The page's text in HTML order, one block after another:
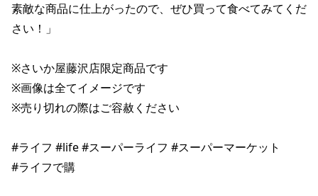
素敵な商品に仕上がったので、ぜひ買って食べてみてくだ
さい！」
※さいか屋藤沢店限定商品です
※画像は全てイメージです
※売り切れの際はご容赦ください
#ライフ #life #スーパーライフ #スーパーマーケット
#ライフで購